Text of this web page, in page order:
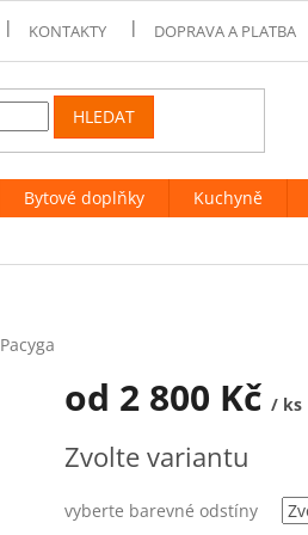
KONTAKTY DOPRAVA A PLATBA
HLEDAT
Bytové doplňky Kuchyně
Pacyga
od 2 800 Kč / ks
cena:
Zvolte variantu
vyberte barevné odstíny